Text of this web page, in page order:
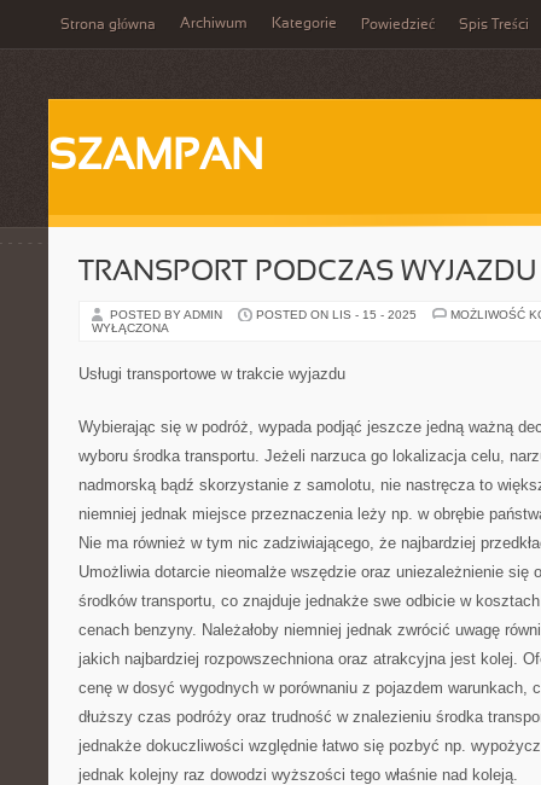
Strona główna Archiwum Kategorie Powiedzieć Spis Treści
SZAMPAN
TRANSPORT PODCZAS WYJAZDU
POSTED BY ADMIN POSTED ON LIS - 15 - 2025
MOŻLIWOŚĆ
WYŁĄCZONA
Usługi transportowe w trakcie wyjazdu
Wybierając się w podróż, wypada podjąć jeszcze jedną ważną
wyboru środka transportu. Jeżeli narzuca go lokalizacja celu,
nadmorską bądź skorzystanie z samolotu, nie nastręcza to
niemniej jednak miejsce przeznaczenia leży np. w obrębie
Nie ma również w tym nic zadziwiającego, że najbardziej
Umożliwia dotarcie nieomalże wszędzie oraz uniezależnienie się
środków transportu, co znajduje jednakże swe odbicie w
cenach benzyny. Należałoby niemniej jednak zwrócić uwagę
jakich najbardziej rozpowszechniona oraz atrakcyjna jest kolej.
cenę w dosyć wygodnych w porównaniu z pojazdem warunkach,
dłuższy czas podróży oraz trudność w znalezieniu środka
jednakże dokuczliwości względnie łatwo się pozbyć np.
jednak kolejny raz dowodzi wyższości tego właśnie nad koleją.